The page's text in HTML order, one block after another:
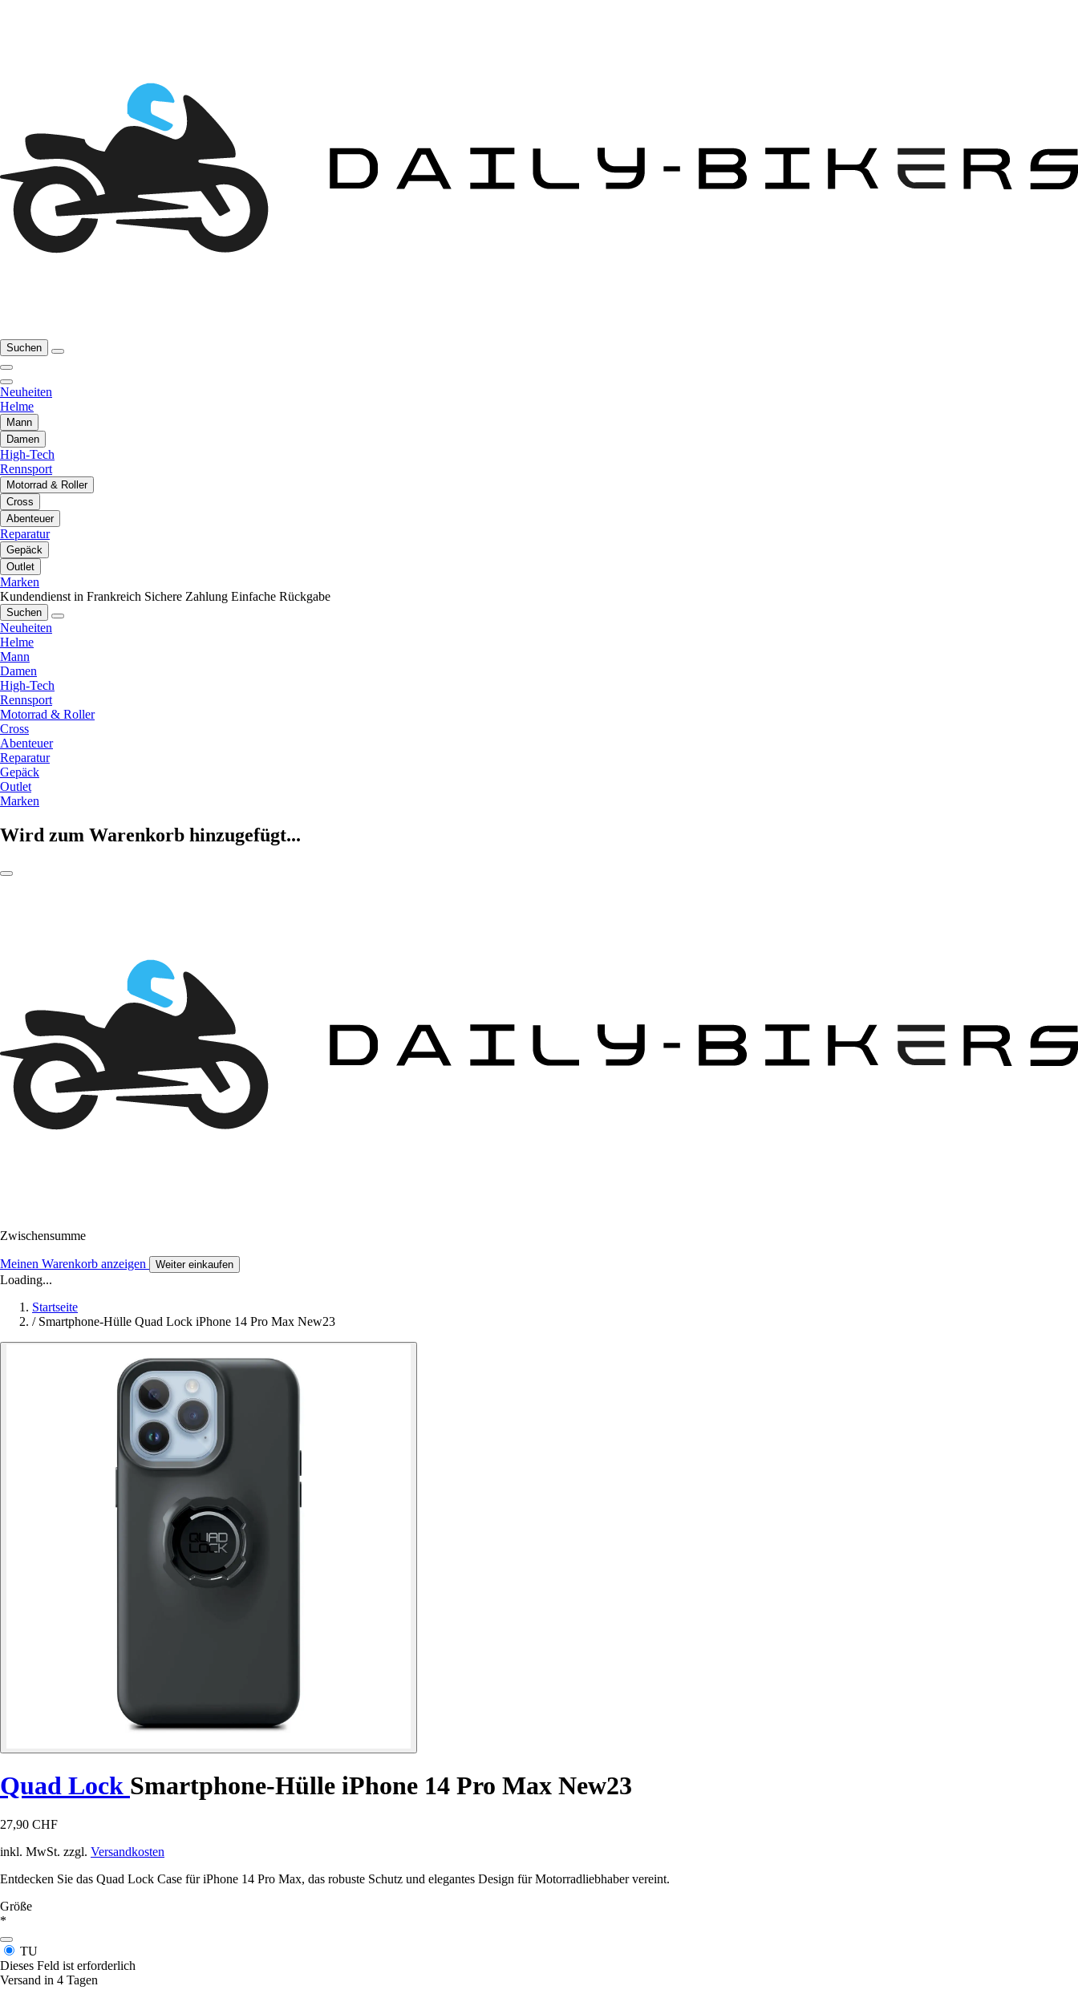
Suchen
Neuheiten
Helme
Mann
Damen
High-Tech
Rennsport
Motorrad & Roller
Cross
Abenteuer
Reparatur
Gepäck
Outlet
Marken
Kundendienst in Frankreich Sichere Zahlung Einfache Rückgabe
Suchen
Neuheiten
Helme
Mann
Damen
High-Tech
Rennsport
Motorrad & Roller
Cross
Abenteuer
Reparatur
Gepäck
Outlet
Marken
Wird zum Warenkorb hinzugefügt...
Zwischensumme
Meinen Warenkorb anzeigen Weiter einkaufen
Loading...
Startseite
/ Smartphone-Hülle Quad Lock iPhone 14 Pro Max New23
Quad Lock Smartphone-Hülle iPhone 14 Pro Max New23
27,90 CHF
inkl. MwSt. zzgl. Versandkosten
Entdecken Sie das Quad Lock Case für iPhone 14 Pro Max, das robuste Schutz und elegantes Design für Motorradliebhaber vereint.
Größe
*
TU
Dieses Feld ist erforderlich
Versand in 4 Tagen